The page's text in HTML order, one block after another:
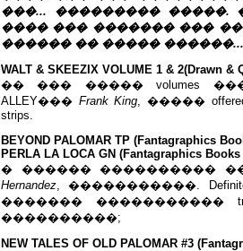
���... ���������
���� ��� ������� ���
������ �� ����� ������...
WALT & SKEEZIX VOLUME 1 & 2(Drawn &
�� ��� ����� volumes ���
ALLEY��� Frank King, �����
strips.
BEYOND PALOMAR TP (Fantagraphics
PERLA LA LOCA GN (Fantagraphics Books
� ������ ���������� ���
Hernandez, �����������.
������� �����������
����������;
NEW TALES OF OLD PALOMAR #3